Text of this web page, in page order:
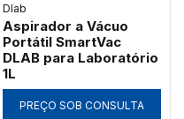
Dlab
Aspirador a Vácuo
Portátil SmartVac
DLAB para Laboratório
1L
PREÇO SOB CONSULTA